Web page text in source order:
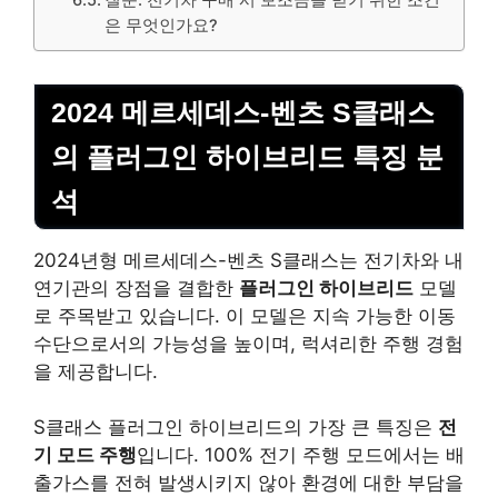
은 무엇인가요?
2024 메르세데스-벤츠 S클래스
의 플러그인 하이브리드 특징 분
석
2024년형 메르세데스-벤츠 S클래스는 전기차와 내
연기관의 장점을 결합한 플러그인 하이브리드 모델
로 주목받고 있습니다. 이 모델은 지속 가능한 이동
수단으로서의 가능성을 높이며, 럭셔리한 주행 경험
을 제공합니다.
S클래스 플러그인 하이브리드의 가장 큰 특징은 전
기 모드 주행입니다. 100% 전기 주행 모드에서는 배
출가스를 전혀 발생시키지 않아 환경에 대한 부담을